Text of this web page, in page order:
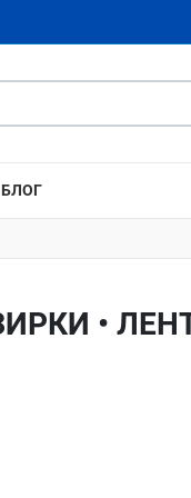
БЛОГ
•